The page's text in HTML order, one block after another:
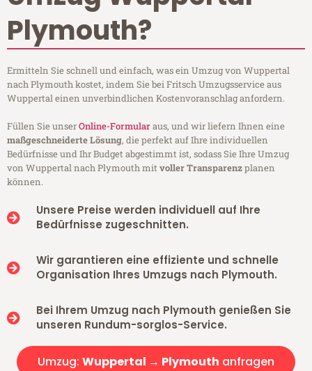
Plymouth?
Ermitteln Sie schnell und einfach, was ein Umzug von Wuppertal
nach Plymouth kostet, indem Sie bei Fritsch Umzugsservice aus
Wuppertal einen unverbindlichen Kostenvoranschlag anfordern.
Füllen Sie unserOnline-Formularaus, und wir liefern Ihnen eine
maßgeschneiderte Lösung, die perfekt auf Ihre individuellen
Bedürfnisse und Ihr Budget abgestimmt ist, sodass Sie Ihre Umzug
von Wuppertal nach Plymouth mitvoller Transparenzplanen
können.
Unsere Preise werden individuell auf Ihre
Bedürfnisse zugeschnitten.
Wir garantieren eine effiziente und schnelle
Organisation Ihres Umzugs nach Plymouth.
Bei Ihrem Umzug nach Plymouth genießen Sie
unseren Rundum-sorglos-Service.
Umzug: Wuppertal → Plymouth anfragen